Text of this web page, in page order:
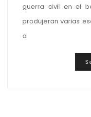
guerra civil en el
produjeran varias
a